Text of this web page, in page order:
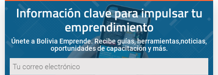
Información clave para impulsar tu
emprendimiento
Únete a Bolivia Emprende. Recibe guías, herramientas,noticias,
oportunidades de capacitación y más.